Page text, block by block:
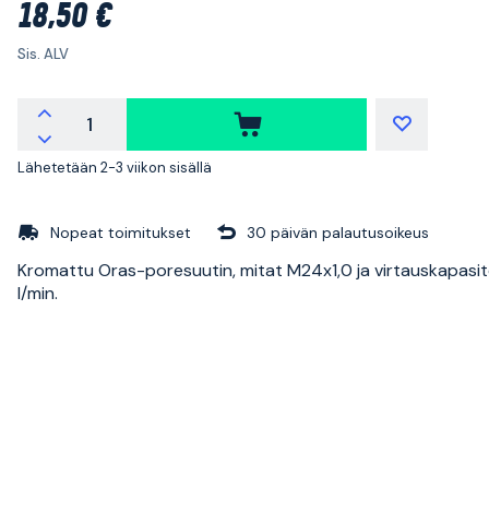
18,50 €
Sis. ALV
Lähetetään 2-3 viikon sisällä
Nopeat toimitukset 30 päivän palautusoikeus
Kromattu Oras-poresuutin, mitat M24x1,0 ja
l/min.